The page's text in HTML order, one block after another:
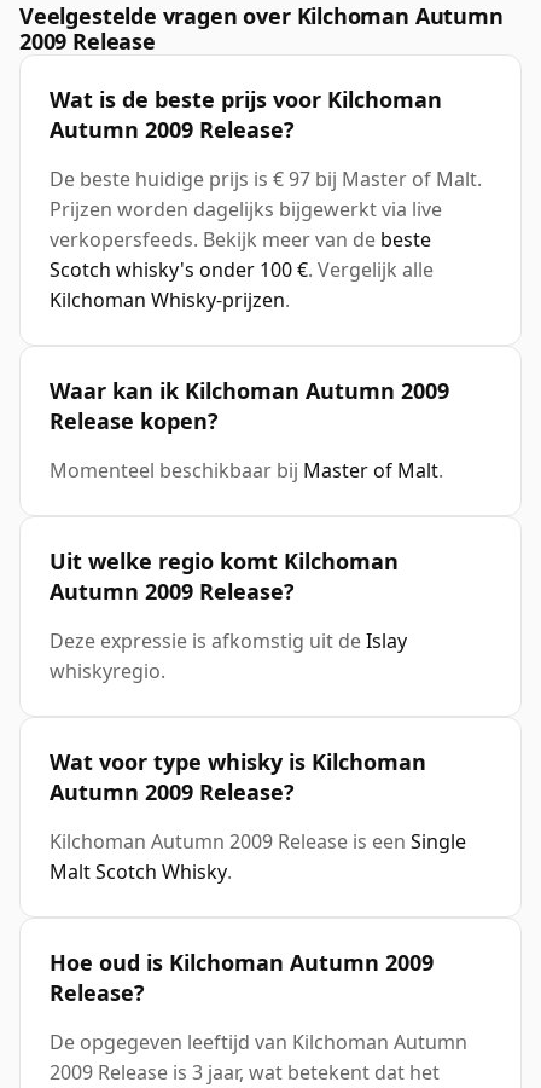
Veelgestelde vragen over Kilchoman Autumn
2009 Release
Wat is de beste prijs voor Kilchoman
Autumn 2009 Release?
De beste huidige prijs is € 97 bij Master of Malt.
Prijzen worden dagelijks bijgewerkt via live
verkopersfeeds. Bekijk meer van de beste
Scotch whisky's onder 100 €. Vergelijk alle
Kilchoman Whisky-prijzen.
Waar kan ik Kilchoman Autumn 2009
Release kopen?
Momenteel beschikbaar bij Master of Malt.
Uit welke regio komt Kilchoman
Autumn 2009 Release?
Deze expressie is afkomstig uit deIslay
whiskyregio.
Wat voor type whisky is Kilchoman
Autumn 2009 Release?
Kilchoman Autumn 2009 Release is een Single
Malt Scotch Whisky.
Hoe oud is Kilchoman Autumn 2009
Release?
De opgegeven leeftijd van Kilchoman Autumn
2009 Release is 3 jaar, wat betekent dat het